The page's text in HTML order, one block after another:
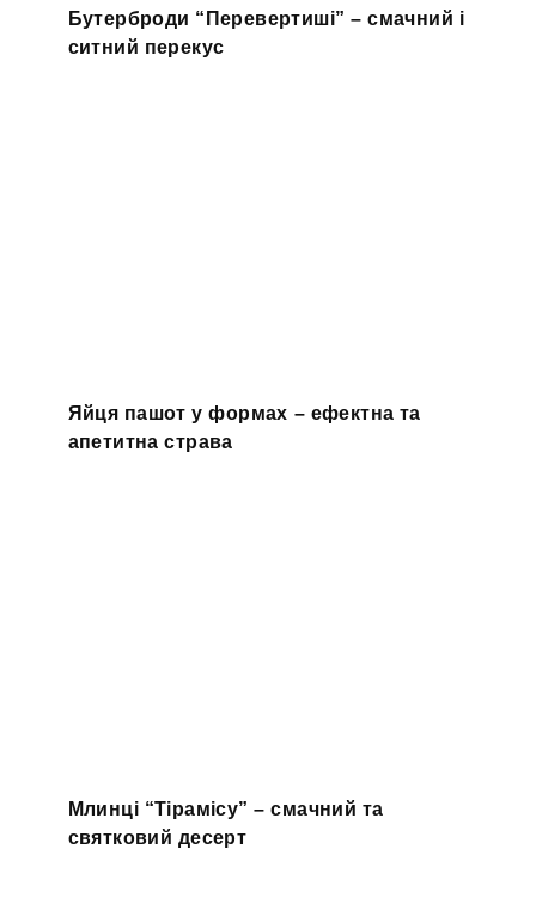
Бутерброди “Перевертиші” – смачний і
ситний перекус
Яйця пашот у формах – ефектна та
апетитна страва
Млинці “Тірамісу” – смачний та
святковий десерт